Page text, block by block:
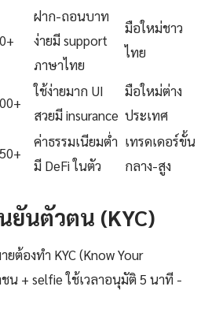
ฝาก-ถอนบาท
ง่ายมี support
ภาษาไทย
มือใหม่ชาว
ไทย
ใช้ง่ายมาก UI
สวยมี insurance
มือใหม่ต่าง
ประเทศ
ค่าธรรมเนียมต่ำ
มี DeFi ในตัว
เทรดเดอร์ขั้น
กลาง-สูง
นตัวตน (KYC)
ต้องทำ KYC (Know Your
น + selfie ใช้เวลาอนุมัติ 5 นาที -